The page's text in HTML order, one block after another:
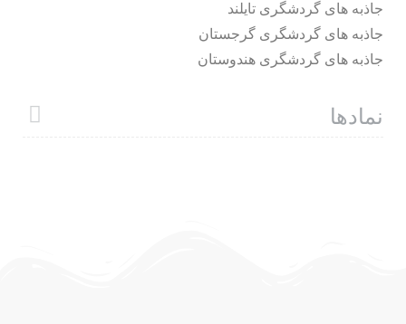
جاذبه های گردشگری تایلند
جاذبه های گردشگری گرجستان
جاذبه های گردشگری هندوستان
نمادها